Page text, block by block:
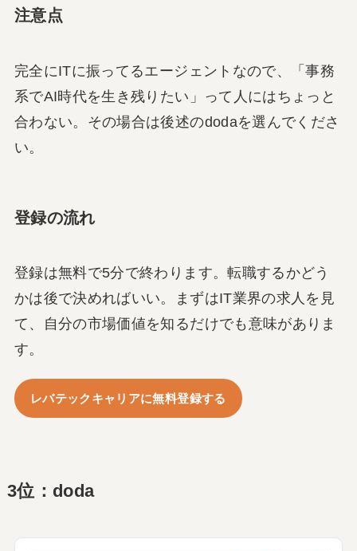
注意点
完全にITに振ってるエージェントなので、「事務
系でAI時代を生き残りたい」って人にはちょっと
合わない。その場合は後述のdodaを選んでくださ
い。
登録の流れ
登録は無料で5分で終わります。転職するかどう
かは後で決めればいい。まずはIT業界の求人を見
て、自分の市場価値を知るだけでも意味がありま
す。
レバテックキャリアに無料登録する
3位：doda